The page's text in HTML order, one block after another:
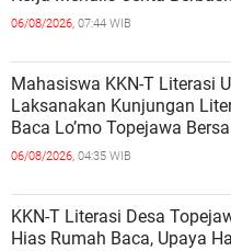
06/08/2026, 07:44 WIB
Mahasiswa KKN-T Literasi
Laksanakan Kunjungan
Baca Lo’mo Topejawa
SDN 66 Kajang
06/08/2026, 04:35 WIB
KKN-T Literasi Desa
Hias Rumah Baca, Upaya